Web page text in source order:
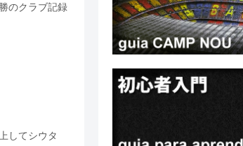
のクラブ記録
してシウタ